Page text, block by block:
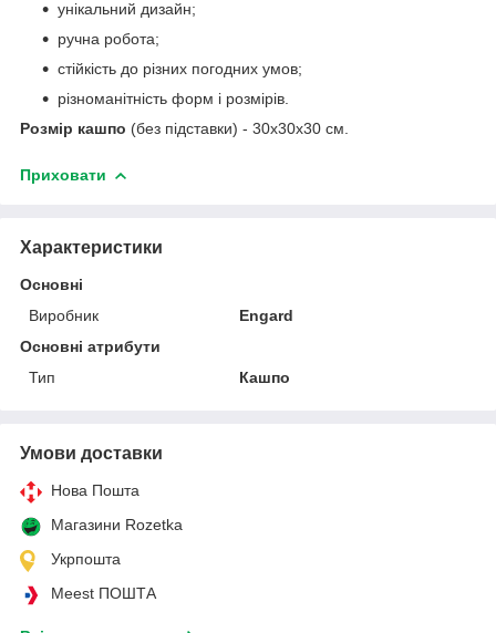
унікальний дизайн;
ручна робота;
стійкість до різних погодних умов;
різноманітність форм і розмірів.
Розмір кашпо (без підставки) - 30х30х30 см.
Приховати
Характеристики
Основні
Виробник
Engard
Основні атрибути
Тип
Кашпо
Умови доставки
Нова Пошта
Магазини Rozetka
Укрпошта
Meest ПОШТА